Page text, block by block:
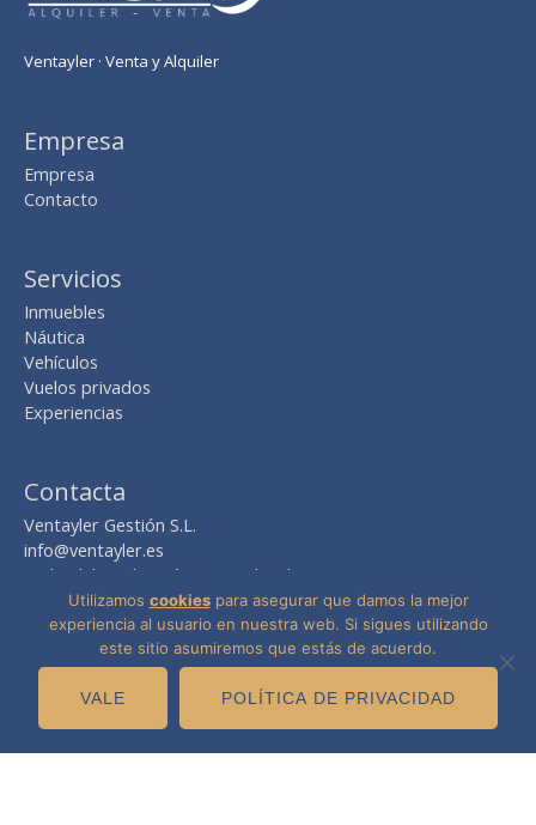
Ventayler · Venta y Alquiler
Empresa
Empresa
Contacto
Servicios
Inmuebles
Náutica
Vehículos
Vuelos privados
Experiencias
Contacta
Ventayler Gestión S.L.
info@ventayler.es
Avda. del Mediterráneo nº 2, local 8
Edif. Boulevard Zaudín
41940 Tomares -Sevilla-
Utilizamos cookiespara asegurar que damos la mejor
experiencia al usuario en nuestra web. Si sigues utilizando
este sitio asumiremos que estás de acuerdo.
VALE POLÍTICA DE PRIVACIDAD